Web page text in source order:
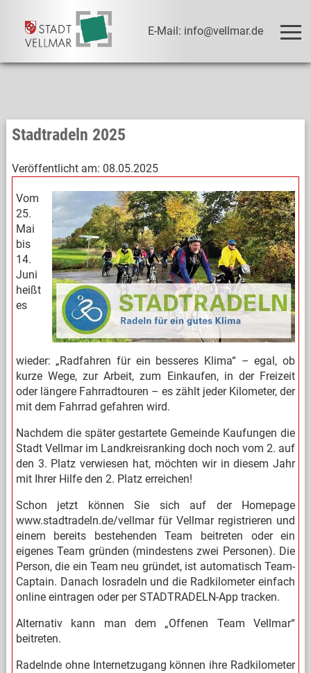
E-Mail: info@vellmar.de
Stadtradeln 2025
Veröffentlicht am: 08.05.2025
Vom
25.
Mai
bis
14.
Juni
heißt
es
wieder: „Radfahren für ein besseres Klima“ – egal, ob
kurze Wege, zur Arbeit, zum Einkaufen, in der Freizeit
oder längere Fahrradtouren – es zählt jeder Kilometer, der
mit dem Fahrrad gefahren wird.
Nachdem die später gestartete Gemeinde Kaufungen die
Stadt Vellmar im Landkreisranking doch noch vom 2. auf
den 3. Platz verwiesen hat, möchten wir in diesem Jahr
mit Ihrer Hilfe den 2. Platz erreichen!
Schon jetzt können Sie sich auf der Homepage
www.stadtradeln.de/vellmar für Vellmar registrieren und
einem bereits bestehenden Team beitreten oder ein
eigenes Team gründen (mindestens zwei Personen). Die
Person, die ein Team neu gründet, ist automatisch Team-
Captain. Danach losradeln und die Radkilometer einfach
online eintragen oder per STADTRADELN-App tracken.
Alternativ kann man dem „Offenen Team Vellmar“
beitreten.
Radelnde ohne Internetzugang können ihre Radkilometer